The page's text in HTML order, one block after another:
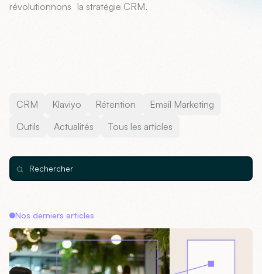
révolutionnons la stratégie CRM.
CRM Klaviyo Rétention
Email Marketing
Outils
Actualités Tous les articles
Nos derniers articles